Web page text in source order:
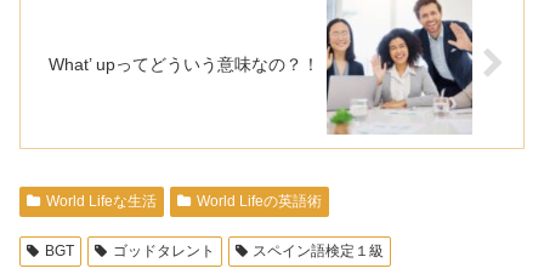
What’ upってどういう意味なの？！
World Lifeな生活 World Lifeの英語術
BGT ゴッドタレント スペイン語検定１級